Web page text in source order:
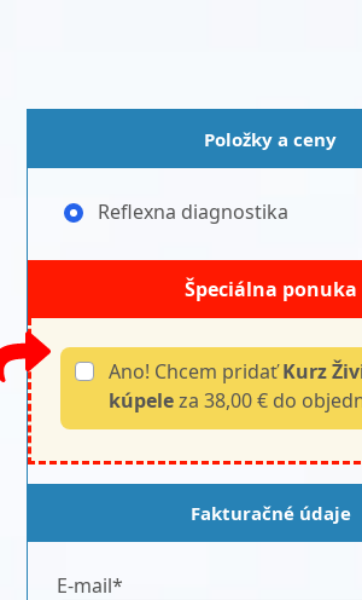
Položky a ceny
Reflexna diagnostika
Špeciálna ponuka
Ano! Chcem pridaťKurz
kúpeleza 38,00 € do
Fakturačné údaje
E-mail*